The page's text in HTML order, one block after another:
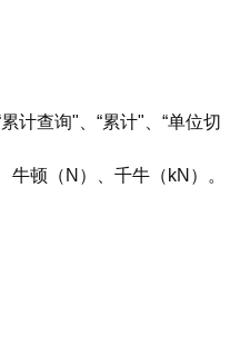
计查询"、“累计"、“单位切
顿（N）、千牛（kN）。